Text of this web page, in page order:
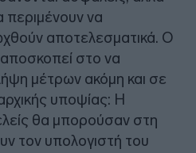
περιμένουν να
αποτελεσματικά. Ο
στο να
μέτρων ακόμη και σε
υποψίας: Η
θα μπορούσαν στη
τον υπολογιστή του